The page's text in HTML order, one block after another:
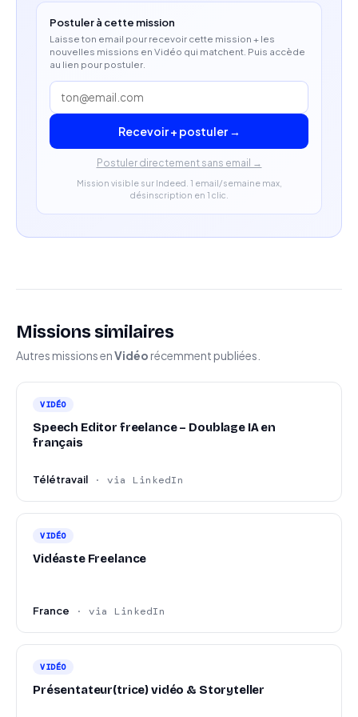
Capacité à produire des contenus rapides et
qualitatifs.
Postuler à cette mission
Laisse ton email pour recevoir cette mission + les
nouvelles missions en Vidéo qui matchent. Puis accède
au lien pour postuler.
Recevoir + postuler →
Postuler directement sans email →
Mission visible sur Indeed. 1 email/semaine max,
désinscription en 1 clic.
Missions similaires
Autres missions enVidéo récemment publiées.
VIDÉO
Speech Editor freelance – Doublage IA en
français
Télétravail · via LinkedIn
VIDÉO
Vidéaste Freelance
France · via LinkedIn
VIDÉO
Présentateur(trice) vidéo & Storyteller